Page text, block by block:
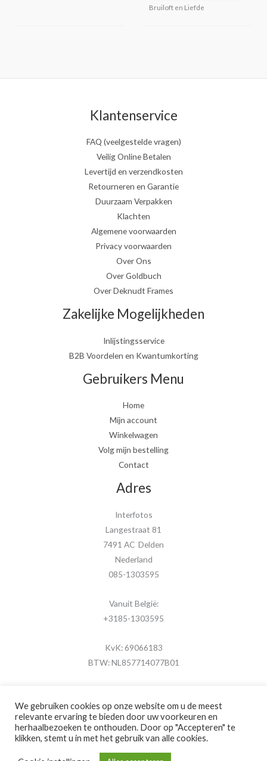
Bruiloft en Liefde
Klantenservice
FAQ (veelgestelde vragen)
Veilig Online Betalen
Levertijd en verzendkosten
Retourneren en Garantie
Duurzaam Verpakken
Klachten
Algemene voorwaarden
Privacy voorwaarden
Over Ons
Over Goldbuch
Over Deknudt Frames
Zakelijke Mogelijkheden
Inlijstingsservice
B2B Voordelen en Kwantumkorting
Gebruikers Menu
Home
Mijn account
Winkelwagen
Volg mijn bestelling
Contact
Adres
Interfotos
Langestraat 81
7491 AC Delden
Nederland
085-1303595
Vanuit België:
+3185-1303595
KvK: 69066183
BTW: NL857714077B01
Copyright © 2026 MijnFotolijstje.nl
We gebruiken cookies op onze website om u de meest
relevante ervaring te bieden door uw voorkeuren en
herhaalbezoeken te onthouden. Door op "Accepteren" te
klikken, stemt u in met het gebruik van alle cookies.